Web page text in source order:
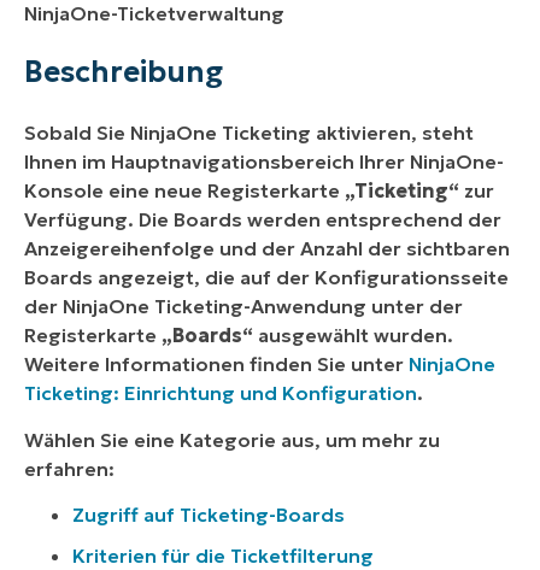
NinjaOne-Ticketverwaltung
Beschreibung
Sobald Sie NinjaOne Ticketing aktivieren, steht
Ihnen im Hauptnavigationsbereich Ihrer NinjaOne-
Konsole eine neue Registerkarte „Ticketing“ zur
Verfügung. Die Boards werden entsprechend der
Anzeigereihenfolge und der Anzahl der sichtbaren
Boards angezeigt, die auf der Konfigurationsseite
der NinjaOne Ticketing-Anwendung unter der
Registerkarte „Boards“ ausgewählt wurden.
Weitere Informationen finden Sie unter NinjaOne
Ticketing: Einrichtung und Konfiguration.
Wählen Sie eine Kategorie aus, um mehr zu
erfahren:
Zugriff auf Ticketing-Boards
Kriterien für die Ticketfilterung